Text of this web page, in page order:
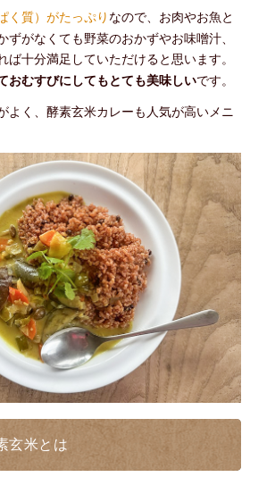
く質）がたっぷり なので、お肉やお魚と
ずがなくても野菜のおかずやお味噌汁、
ば十分満足していただけると思います。
おむすびにしてもとても美味しいです。
よく、酵素玄米カレーも人気が高いメニ
玄米とは